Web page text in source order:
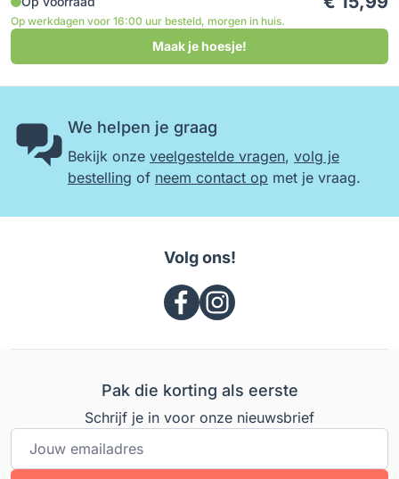
Op werkdagen voor 16:00 uur besteld, morgen in huis.
Maak je hoesje!
We helpen je graag
Bekijk onze veelgestelde vragen, volg je
bestelling of neem contact op met je vraag.
Volg ons!
Pak die korting als eerste
Schrijf je in voor onze nieuwsbrief
E-mailadres